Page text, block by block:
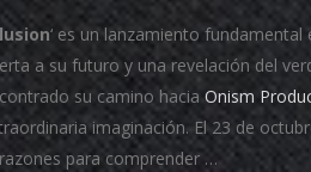
‘ es un lanzamiento fundamental
a su futuro y una revelación del
su camino hacia Onism
imaginación. El 23 de
para comprender …